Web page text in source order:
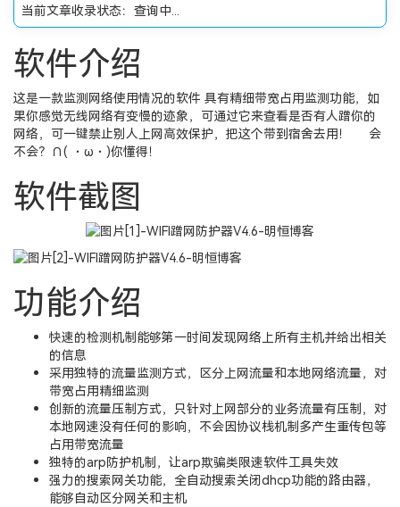
当前文章收录状态： 查询中...
软件介绍
这是一款监测网络使用情况的软件 具有精细带宽占用监测功能，如
果你感觉无线网络有变慢的迹象，可通过它来查看是否有人蹭你的
网络，可一键禁止别人上网高效保护，把这个带到宿舍去用！ 会
不会？∩( ・ω・)你懂得！
软件截图
功能介绍
快速的检测机制能够第一时间发现网络上所有主机并给出相关
的信息
采用独特的流量监测方式，区分上网流量和本地网络流量，对
带宽占用精细监测
创新的流量压制方式，只针对上网部分的业务流量有压制，对
本地网速没有任何的影响，不会因协议栈机制多产生重传包等
占用带宽流量
独特的arp防护机制，让arp欺骗类限速软件工具失效
强力的搜索网关功能，全自动搜索关闭dhcp功能的路由器，
能够自动区分网关和主机